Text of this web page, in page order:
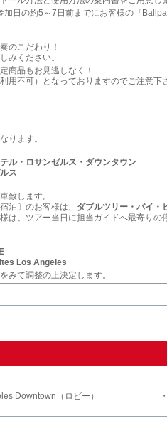
日の約5～7日前までにお客様の『
のこだわり！
みください。
商品もお見逃しなく！
不可）となっておりますのでご注意下
ります。
ル・ロサンゼルス・ダウンタウン
ス
致します。
泊〕のお客様は、
ダブルツリー・バイ・
、ツアー当日に担当ガイドへ最寄りの
Los Angeles
みて調整の上決定します。
Downtown（ロビー）